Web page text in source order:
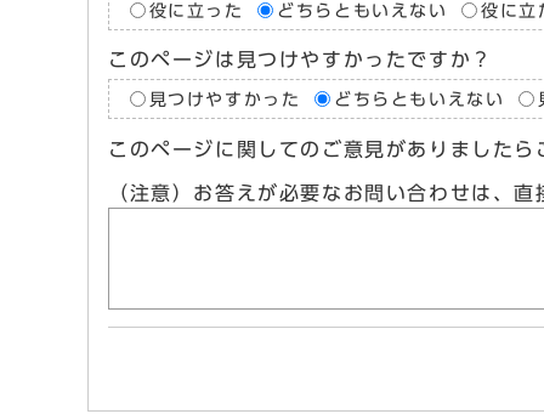
役に立った どちらともいえない 役に立
このページは見つけやすかったですか？
見つけやすかった どちらともいえない
このページに関してのご意見がありましたら
（注意）お答えが必要なお問い合わせは、